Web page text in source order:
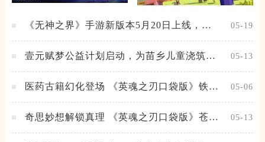
《无神之界》手游新版本5月20日上线，女
05-19
壹元赋梦公益计划启动，为苗乡儿童浇筑梦
05-13
医药古籍幻化登场 《英魂之刃口袋版》铁扇
05-06
奇思妙想解锁真理 《英魂之刃口袋版》苍天
05-13